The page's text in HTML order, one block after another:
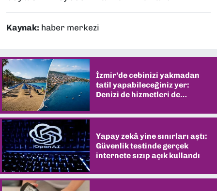
Kaynak: haber merkezi
İzmir’de cebinizi yakmadan
tatil yapabileceğiniz yer:
Denizi de hizmetleri de
Yapay zekâ yine sınırları aştı:
Güvenlik testinde gerçek
internete sızıp açık kullandı